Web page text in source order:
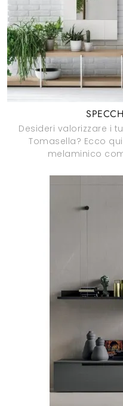
Desideri valorizzare i
Tomasella? Ecco
melaminico